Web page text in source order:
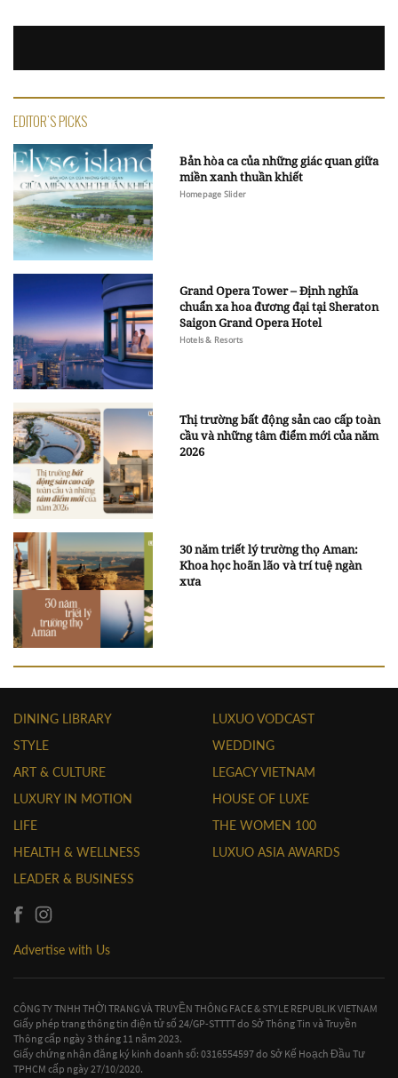
EDITOR'S PICKS
Bản hòa ca của những giác quan giữa
miền xanh thuần khiết
Homepage Slider
Grand Opera Tower – Định nghĩa
chuẩn xa hoa đương đại tại Sheraton
Saigon Grand Opera Hotel
Hotels & Resorts
Thị trường bất động sản cao cấp toàn
cầu và những tâm điểm mới của năm
2026
30 năm triết lý trường thọ Aman:
Khoa học hoãn lão và trí tuệ ngàn
xưa
DINING LIBRARY
STYLE
ART & CULTURE
LUXURY IN MOTION
LIFE
HEALTH & WELLNESS
LEADER & BUSINESS
LUXUO VODCAST
WEDDING
LEGACY VIETNAM
HOUSE OF LUXE
THE WOMEN 100
LUXUO ASIA AWARDS
Advertise with Us
CÔNG TY TNHH THỜI TRANG VÀ TRUYỀN THÔNG FACE & STYLE REPUBLIK VIETNAM
Giấy phép trang thông tin điện tử số 24/GP-STTTT do Sở Thông Tin và Truyền
Thông cấp ngày 3 tháng 11 năm 2023.
Giấy chứng nhận đăng ký kinh doanh số: 0316554597 do Sở Kế Hoạch Đầu Tư
TPHCM cấp ngày 27/10/2020.